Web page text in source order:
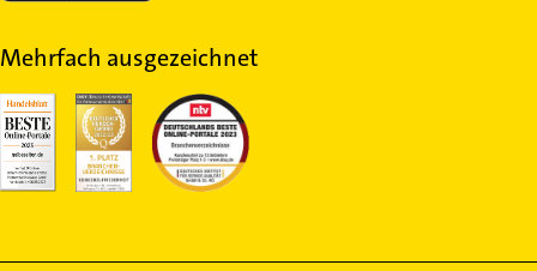
Mehrfach ausgezeichnet